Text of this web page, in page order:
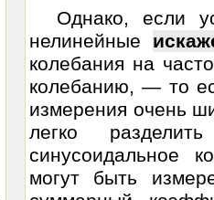
Однако, если
нелинейные
колебания на
колебанию, — то
измерения очень
легко
синусоидальное
могут быть